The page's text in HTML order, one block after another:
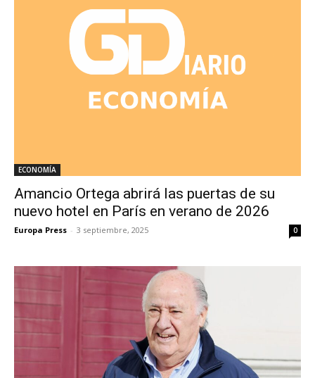
ECONOMÍA
Amancio Ortega abrirá las puertas de su
nuevo hotel en París en verano de 2026
Europa Press - 3 septiembre, 2025 0